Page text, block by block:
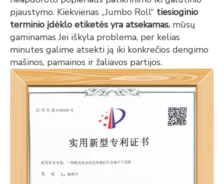
pjaustymo. Kiekvienas „Jumbo Roll“ tiesioginio
terminio įdėklo etiketės yra atsekamas. mūsų
gaminamas Jei iškyla problema, per kelias
minutes galime atsekti ją iki konkrečios dengimo
mašinos, pamainos ir žaliavos partijos.